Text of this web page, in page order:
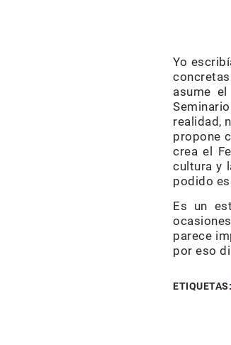
Yo
asume
realidad,
propone
crea el
cultura y
podido
Es un
parece
por eso
ETIQUETAS: